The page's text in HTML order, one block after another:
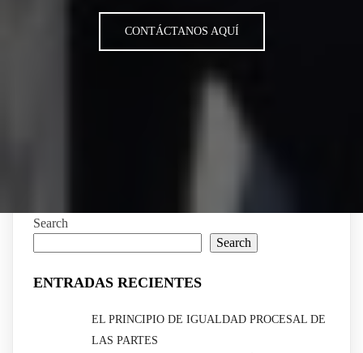
CONTÁCTANOS AQUÍ
Search
Search
ENTRADAS RECIENTES
EL PRINCIPIO DE IGUALDAD PROCESAL DE
LAS PARTES